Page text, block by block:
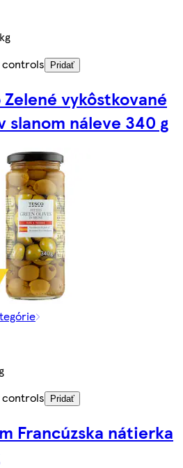
Pridať
Zelené vykôstkované
slanom náleve 340 g
Pridať
Francúzska nátierka